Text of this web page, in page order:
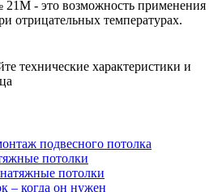
- это возможность применения
отрицательных температурах.
технические характеристики и
подвесного потолка
потолки
потолки
– когда он нужен